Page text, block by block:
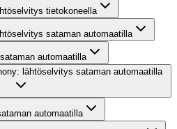
tietokoneella
sataman automaatilla
automaatilla
lähtöselvitys sataman automaatilla
automaatilla